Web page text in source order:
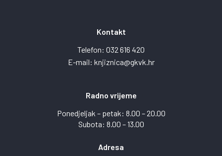
Kontakt
Telefon: 032 616 420
E-mail: knjiznica@gkvk.hr
Radno vrijeme
Ponedjeljak – petak: 8.00 – 20.00
Subota: 8.00 – 13.00
Adresa